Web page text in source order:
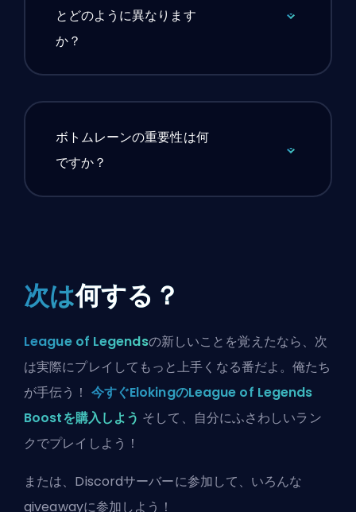
とどのように異なります
か？
ボトムレーンの重要性は何
ですか？
次は何する？
League of Legendsの新しいことを覚えたなら、次
は実際にプレイしてもっと上手くなる番だよ。俺たち
が手伝う！ 今すぐElokingのLeague of Legends
Boostを購入しよう そして、自分にふさわしいラン
クでプレイしよう！
または、 Discordサーバーに参加して、いろんな
giveawayに参加しよう！